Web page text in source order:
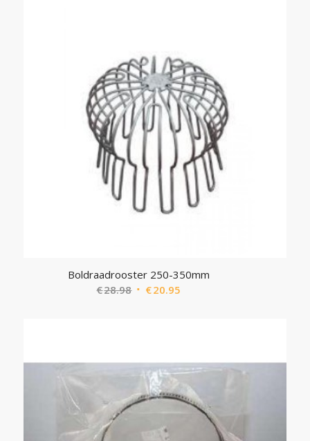
Boldraadrooster 250-350mm
€28.98 Oorspronkelijke
€20.95